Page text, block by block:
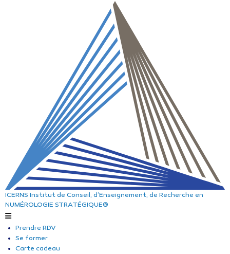
ICERNS Institut de Conseil, d’Enseignement, de Recherche en
NUMÉROLOGIE STRATÉGIQUE®
Prendre RDV
Se former
Carte cadeau